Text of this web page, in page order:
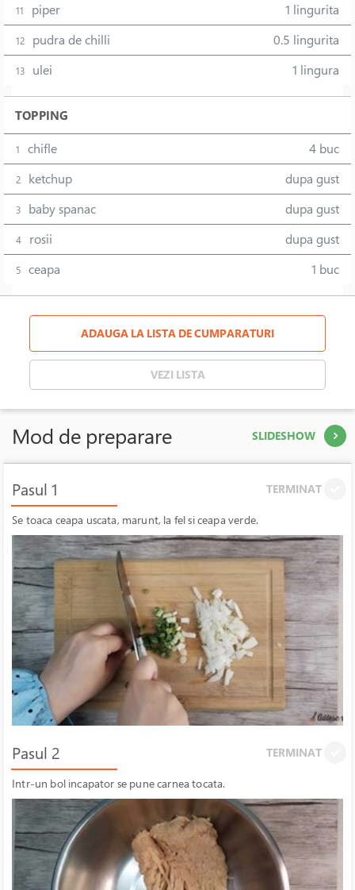
11 piper 1 lingurita
12 pudra de chilli 0.5 lingurita
13 ulei 1 lingura
TOPPING
1 chifle 4 buc
2 ketchup dupa gust
3 baby spanac dupa gust
4 rosii dupa gust
5 ceapa 1 buc
ADAUGA LA LISTA DE CUMPARATURI
VEZI LISTA
Mod de preparare SLIDESHOW
Pasul 1 TERMINAT
Se toaca ceapa uscata, marunt, la fel si ceapa verde.
Pasul 2 TERMINAT
Intr-un bol incapator se pune carnea tocata.